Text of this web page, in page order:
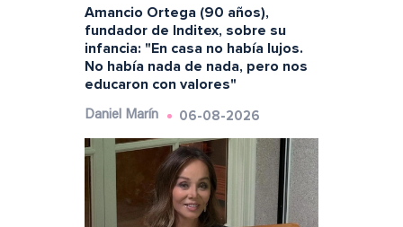
Amancio Ortega (90 años),
fundador de Inditex, sobre su
infancia: "En casa no había lujos.
No había nada de nada, pero nos
educaron con valores"
Daniel Marín 06-08-2026